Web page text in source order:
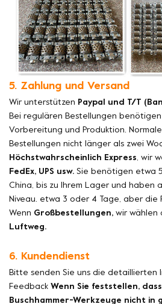
5. Zahlung und Versand
Wir unterstützen Paypal und T/T
Bei regulären Bestellungen
Vorbereitung und Produktion.
Bestellungen nicht länger als zwei
Höchstwahrscheinlich Express , wir
FedEx, UPS usw. Sie benötigen etwa 5
China, bis zu Ihrem Lager und haben
Niveau. etwa 3 oder 4 Tage, aber die
Wenn Großbestellungen, wir wählen
Luftweg.
6. Kundendienst
Bitte senden Sie uns die detaillierten
Feedback Wenn Sie feststellen,
Buschhammer-Werkzeuge nicht in